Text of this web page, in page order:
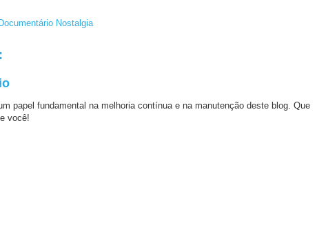
Nostalgia
papel fundamental na melhoria contínua e na manutenção deste blog. Que
você!